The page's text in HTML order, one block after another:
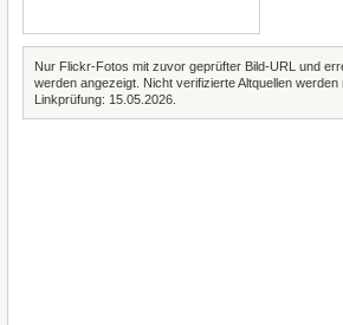
Nur Flickr-Fotos mit zuvor geprüfter Bild-URL und
werden angezeigt. Nicht verifizierte Altquellen
Linkprüfung: 15.05.2026.